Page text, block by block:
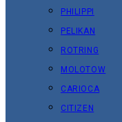
PHILIPPI
PELIKAN
ROTRING
MOLOTOW
CARIOCA
CITIZEN